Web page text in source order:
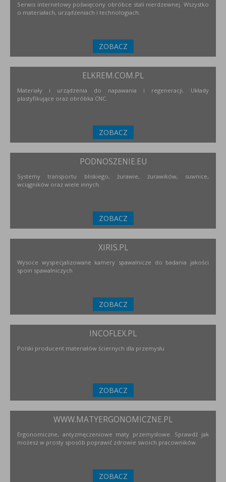
Serwis internetowy poświęcony obróbce stali nierdzewnej. Wszystko
o materiałach, urządzeniach i technologiach.
ZOBACZ
ELKREM.COM.PL
Materiały i urządzenia do napawania i regeneracji. Układy
plastyfikujące oraz obróbka CNC.
ZOBACZ
PODNOSZENIE.EU
Systemy transportu bliskiego, żurawie, żurawików, suwnice,
wciągników oraz wiele innych.
ZOBACZ
XIRIS.PL
Wysoce wyspecjalizowane kamery spawalnicze do badania jakości
spoin spawalniczych
ZOBACZ
INCOFLEX.PL
Polski producent materiałów ściernych dla przemysłu
ZOBACZ
WWW.MATYERGONOMICZNE.PL
Ergonomiczne, antyzmęczeniowe maty przemysłowe. Sprawdź jak
możesz w prosty sposób poprawić zdrowie swoich pracowników.
ZOBACZ